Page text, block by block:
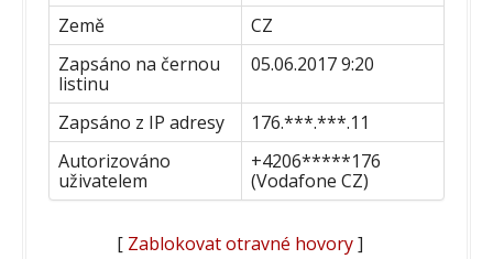
Země
CZ
Zapsáno na černou
listinu
05.06.2017 9:20
Zapsáno z IP adresy
176.***.***.11
Autorizováno
uživatelem
+4206*****176
(Vodafone CZ)
[ Zablokovat otravné hovory]